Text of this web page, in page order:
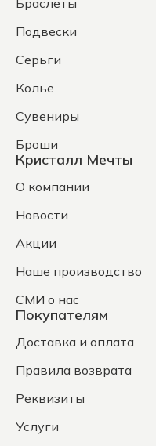
Браслеты
Подвески
Серьги
Колье
Сувениры
Броши
Кристалл Мечты
О компании
Новости
Акции
Наше производство
СМИ о нас
Покупателям
Доставка и оплата
Правила возврата
Реквизиты
Услуги